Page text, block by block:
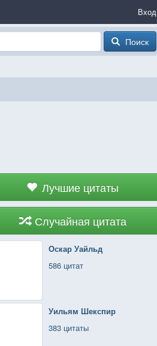
Вход
Поиск
Лучшие цитаты
Случайная цитата
Оскар Уайльд
586 цитат
Уильям Шекспир
383 цитаты